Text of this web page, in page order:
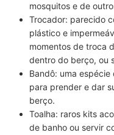
mosquitos e de
Trocador: parecido
plástico e
momentos de troca
dentro do berço, ou
Bandô: uma
para prender e dar
berço.
Toalha: raros kits
de banho ou servir